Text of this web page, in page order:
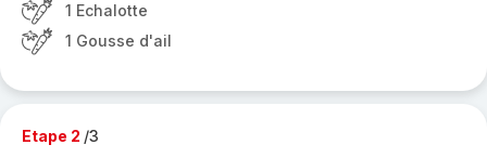
1 Echalotte
1 Gousse d'ail
Etape 2 /3